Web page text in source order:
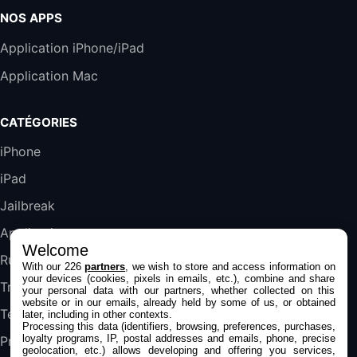
Galaxy S25 FE 6,7\" 5G Nano SIM 128 Go
Blanc
NOS APPS
Application iPhone/iPad
Application Mac
CATÉGORIES
iPhone
iPad
Jailbreak
Applications
Rumeurs
Trucs & astuces
Tests
Promos
Welcome
With our 226partners , we wish to store and access information on
your devices (cookies, pixels in emails, etc.), combine and share
your personal data with our partners, whether collected on this
website or in our emails, already held by some of us, or obtained
later, including in other contexts.
Processing this data (identifiers, browsing, preferences, purchases,
loyalty programs, IP, postal addresses and emails, phone, precise
geolocation, etc.) allows developing and offering you services,